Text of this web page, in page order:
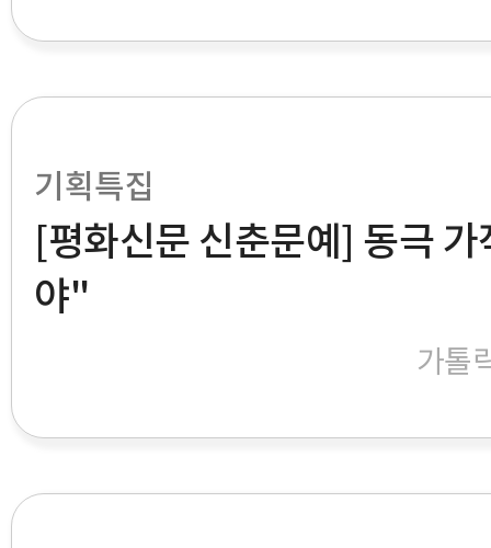
기획특집
[평화신문 신춘문예] 동극
야"
가톨